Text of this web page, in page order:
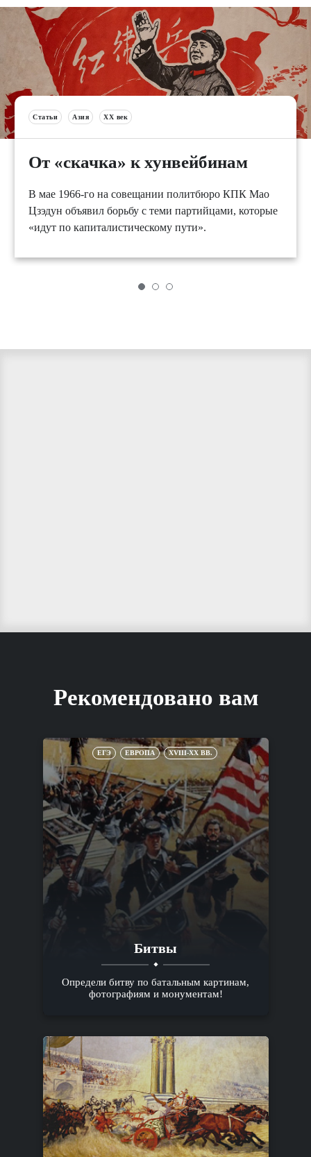
Статьи Азия XX век
От «скачка» к хунвейбинам
В мае 1966-го на совещании политбюро КПК Мао
Цзэдун объявил борьбу с теми партийцами, которые
«идут по капиталистическому пути».
Рекомендовано вам
ЕГЭ ЕВРОПА XVIII-XX ВВ.
Битвы
Определи битву по батальным картинам,
фотографиям и монументам!